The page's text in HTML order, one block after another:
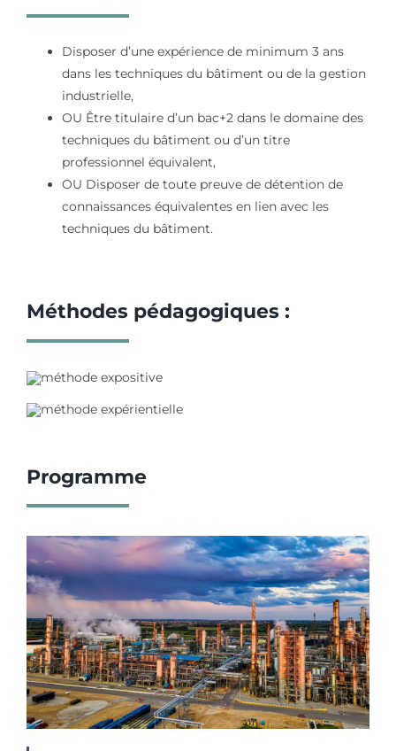
Disposer d’une expérience de minimum 3 ans
dans les techniques du bâtiment ou de la gestion
industrielle,
OU Être titulaire d’un bac+2 dans le domaine des
techniques du bâtiment ou d’un titre
professionnel équivalent,
OU Disposer de toute preuve de détention de
connaissances équivalentes en lien avec les
techniques du bâtiment.
Méthodes pédagogiques :
Programme